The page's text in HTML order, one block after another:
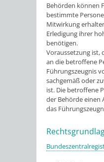
Behörden können
bestimmte
Mitwirkung
Erledigung ihrer
benötigen.
Voraussetzung ist,
an die betroffene
Führungszeugnis
sachgemäß oder
ist. Die betroffene
der Behörde einen
das